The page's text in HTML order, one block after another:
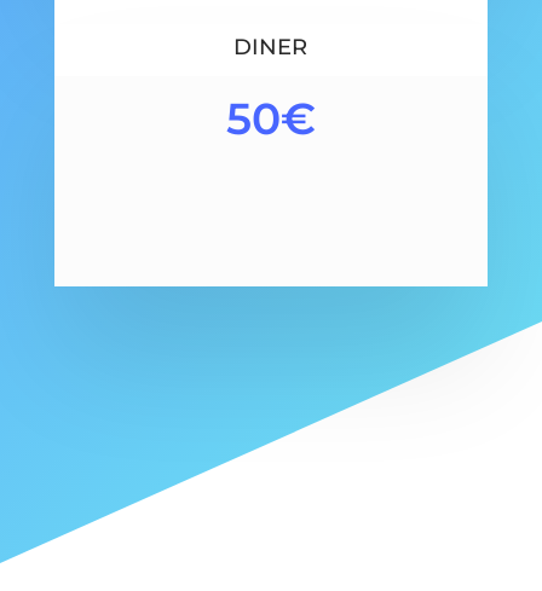
DINER
50€